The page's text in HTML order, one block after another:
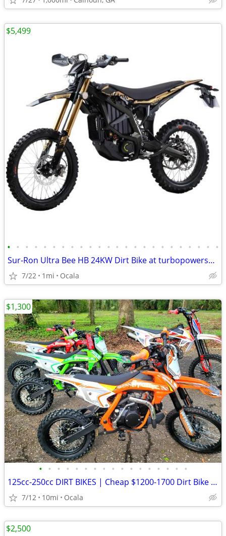
• • • • • • • • • • • • • • • • • • • • • • • •
Sur-Ron Ultra Bee HB 24KW Dirt Bike at turbopowersports.com
7/22 1mi Ocala
$5,499
• • • • • • • • • • • • • • • • •
125cc-250cc DIRT BIKES | Cheap $1200-1700 Dirt Bike | Adult & Teen ATV
7/12 10mi Ocala
$1,300
$2,500